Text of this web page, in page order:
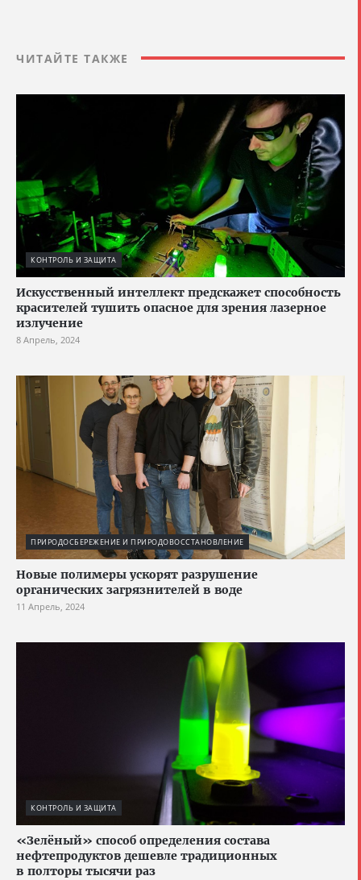
ЧИТАЙТЕ ТАКЖЕ
КОНТРОЛЬ И ЗАЩИТА
Искусственный интеллект предскажет способность
красителей тушить опасное для зрения лазерное
излучение
8 Апрель, 2024
ПРИРОДОСБЕРЕЖЕНИЕ И ПРИРОДОВОССТАНОВЛЕНИЕ
Новые полимеры ускорят разрушение
органических загрязнителей в воде
11 Апрель, 2024
КОНТРОЛЬ И ЗАЩИТА
«Зелёный» способ определения состава
нефтепродуктов дешевле традиционных
в полторы тысячи раз